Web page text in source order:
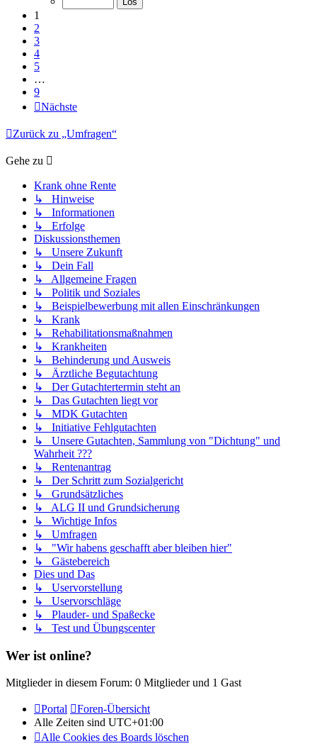
1
2
3
4
5
…
9
Nächste
Zurück zu „Umfragen“
Gehe zu
Krank ohne Rente
↳ Hinweise
↳ Informationen
↳ Erfolge
Diskussionsthemen
↳ Unsere Zukunft
↳ Dein Fall
↳ Allgemeine Fragen
↳ Politik und Soziales
↳ Beispielbewerbung mit allen Einschränkungen
↳ Krank
↳ Rehabilitationsmaßnahmen
↳ Krankheiten
↳ Behinderung und Ausweis
↳ Ärztliche Begutachtung
↳ Der Gutachtertermin steht an
↳ Das Gutachten liegt vor
↳ MDK Gutachten
↳ Initiative Fehlgutachten
↳ Unsere Gutachten, Sammlung von "Dichtung" und
Wahrheit ???
↳ Rentenantrag
↳ Der Schritt zum Sozialgericht
↳ Grundsätzliches
↳ ALG II und Grundsicherung
↳ Wichtige Infos
↳ Umfragen
↳ "Wir habens geschafft aber bleiben hier"
↳ Gästebereich
Dies und Das
↳ Uservorstellung
↳ Uservorschläge
↳ Plauder- und Spaßecke
↳ Test und Übungscenter
Wer ist online?
Mitglieder in diesem Forum: 0 Mitglieder und 1 Gast
Portal
Foren-Übersicht
Alle Zeiten sind UTC+01:00
Alle Cookies des Boards löschen